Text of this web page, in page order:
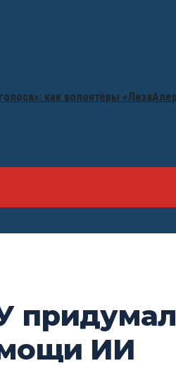
как волонтёры
ИИ